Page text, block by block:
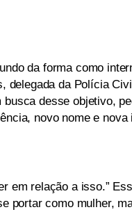
da forma como
delegada da Polícia
busca desse objetivo,
novo nome e
em relação a isso.”
portar como mulher,